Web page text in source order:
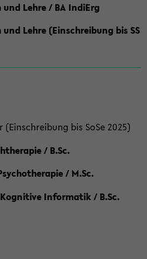
Lehre / BA IndiErg
Lehre (Einschreibung bis SS
bis SoSe 2025)
/ B.Sc.
/ M.Sc.
Informatik / B.Sc.